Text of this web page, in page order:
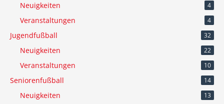
Neuigkeiten 4
Veranstaltungen 4
Jugendfußball 32
Neuigkeiten 22
Veranstaltungen 10
Seniorenfußball 14
Neuigkeiten 13